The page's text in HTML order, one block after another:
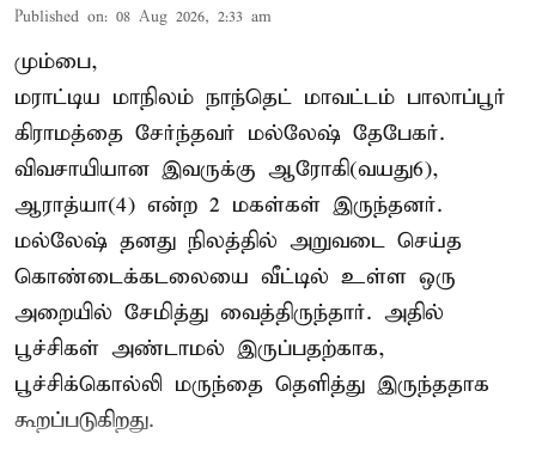
Published on: 08 Aug 2026, 2:33 am
மும்பை,
மராட்டிய மாநிலம் நாந்தெட் மாவட்டம் பாலாப்பூர்
கிராமத்தை சேர்ந்தவர் மல்லேஷ் தேபேகர்.
விவசாயியான இவருக்கு ஆரோகி(வயது6),
ஆராத்யா(4) என்ற 2 மகள்கள் இருந்தனர்.
மல்லேஷ் தனது நிலத்தில் அறுவடை செய்த
கொண்டைக்கடலையை வீட்டில் உள்ள ஒரு
அறையில் சேமித்து வைத்திருந்தார். அதில்
பூச்சிகள் அண்டாமல் இருப்பதற்காக,
பூச்சிக்கொல்லி மருந்தை தெளித்து இருந்ததாக
கூறப்படுகிறது.